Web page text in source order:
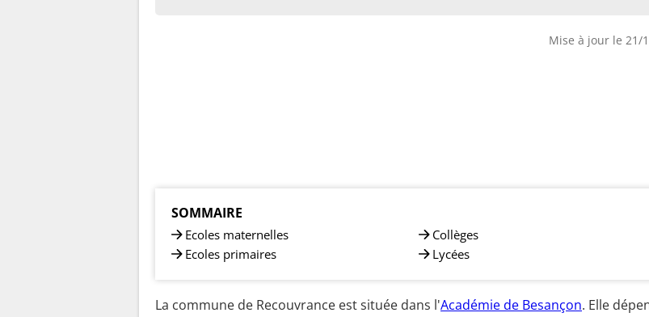
Mise à jour le 21/
SOMMAIRE
Ecoles maternelles
Ecoles primaires
Collèges
Lycées
La commune de Recouvrance est située dans l'Académie de Besançon. Elle